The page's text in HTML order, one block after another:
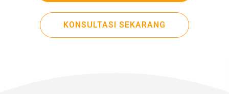
KONSULTASI SEKARANG